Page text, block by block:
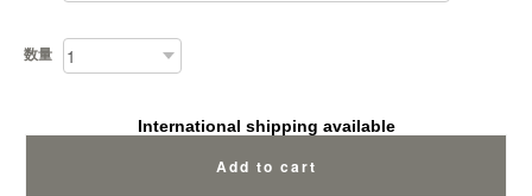
数量
International shipping available
Add to cart